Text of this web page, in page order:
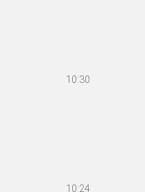
10:30
10:24